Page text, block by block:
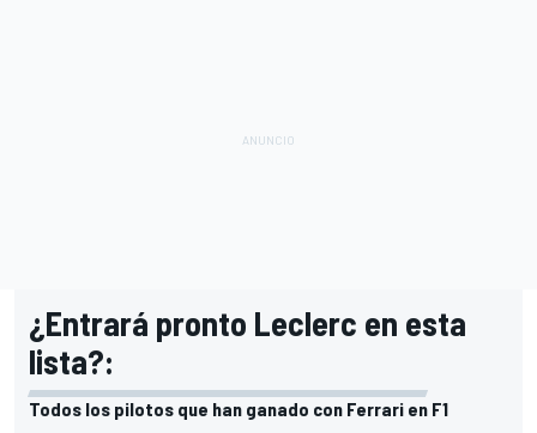
¿Entrará pronto Leclerc en esta
lista?:
Todos los pilotos que han ganado con Ferrari en F1